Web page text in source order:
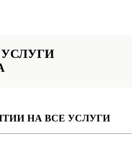
УСЛУГИ
НА ВСЕ УСЛУГИ